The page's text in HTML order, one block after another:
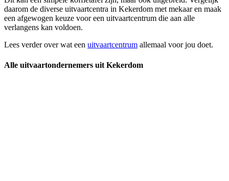
daarom de diverse uitvaartcentra in Kekerdom met mekaar en maak
een afgewogen keuze voor een uitvaartcentrum die aan alle
verlangens kan voldoen.
Lees verder over wat een uitvaartcentrum allemaal voor jou doet.
Alle uitvaartondernemers uit Kekerdom